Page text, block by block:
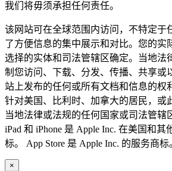
我们将毋须承担任何责任。
该网站可在全球范围内访问，不特定于
了方便信息的集中展示和对比。您的实
选择的实体和司法管辖区确定。当地法
制您访问、下载、分发、传播、共享或
站上发布的任何或所有文档和信息的权
针对美国、比利时、加拿大的居民，或
当地法律或法规的任何国家或司法管辖
iPad 和 iPhone 是 Apple Inc. 在美国和
标。 App Store 是 Apple Inc. 的服务商标
×